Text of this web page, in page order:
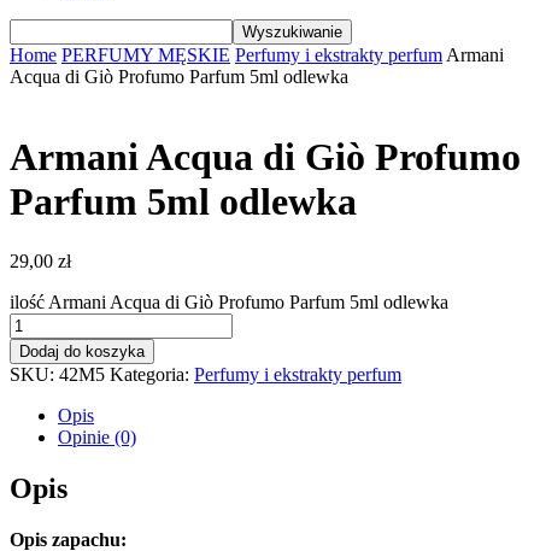
Home PERFUMY MĘSKIE Perfumy i ekstrakty perfum Armani
Acqua di Giò Profumo Parfum 5ml odlewka
Armani Acqua di Giò Profumo
Parfum 5ml odlewka
29,00 zł
ilość Armani Acqua di Giò Profumo Parfum 5ml odlewka
Dodaj do koszyka
SKU: 42M5 Kategoria: Perfumy i ekstrakty perfum
Opis
Opinie (0)
Opis
Opis zapachu: